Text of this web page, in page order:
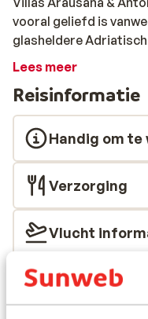
vooral geliefd is
glasheldere
van Vodice, ligt op
ingerichte
zwembad.
Lees meer
Reisinformatie
Handig om te
Verzorging
Vlucht
Wat gasten